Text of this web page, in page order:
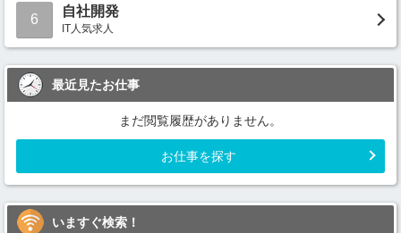
6
自社開発
IT人気求人
最近見たお仕事
まだ閲覧履歴がありません。
お仕事を探す
いますぐ検索！